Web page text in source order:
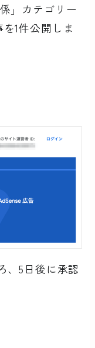
」カテゴリー
1件公開しま
、5日後に承認